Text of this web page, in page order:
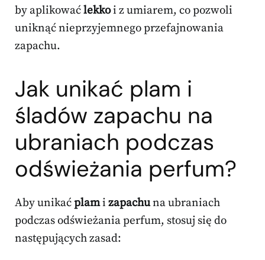
by aplikowaćlekkoi z umiarem, co pozwoli
uniknąć nieprzyjemnego przefajnowania
zapachu.
Jak unikać plam i
śladów zapachu na
ubraniach podczas
odświeżania perfum?
Aby unikaćplami zapachuna ubraniach
podczas odświeżania perfum, stosuj się do
następujących zasad: